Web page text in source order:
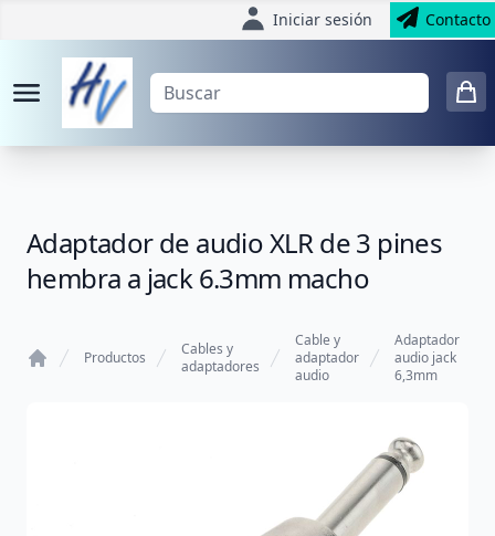
Iniciar sesión Contacto
Adaptador de audio XLR de 3 pines
hembra a jack 6.3mm macho
Productos
Cables y
adaptadores
Cable y
adaptador
audio
Adaptador
audio jack
6,3mm